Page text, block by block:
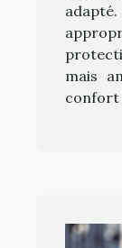
mais
confort